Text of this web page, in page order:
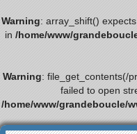
Warning: array_shift()
in /home/www/
Warning: file_get_contents(/
failed to open
/home/www/grandeboucle/